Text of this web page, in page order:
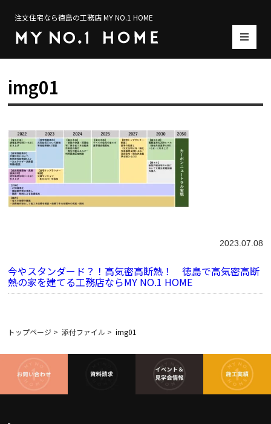
注文住宅なら徳島の工務店 MY NO.1 HOME
img01
2023.07.08
今やスタンダード？！高気密高断熱！ 徳島で高気密高断
熱の家を建てる工務店ならMY NO.1 HOME
トップページ > 添付ファイル > img01